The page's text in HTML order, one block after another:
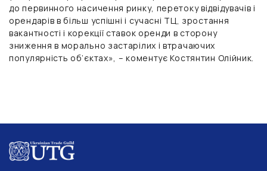
до первинного насичення ринку, перетоку відвідувачів і
орендарів в більш успішні і сучасні ТЦ, зростання
вакантності і корекції ставок оренди в сторону
зниження в морально застарілих і втрачаючих
популярність об’єктах», – коментує Костянтин Олійник.